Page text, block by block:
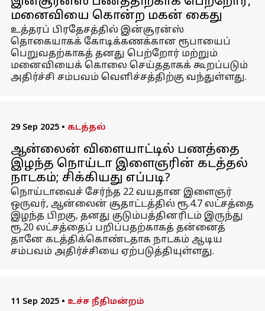
மனைவியை கொன்ற மகன் கைது
உத்தரப் பிரதேசத்தில் இன்சூரன்ஸ்
தொகையாகக் கோடிக்கணக்கான ரூபாயைப்
பெறுவதற்காகத் தனது பெற்றோர் மற்றும்
மனைவியைக் கொலை செய்ததாகக் கூறப்படும்
அதிர்ச்சி சம்பவம் வெளிச்சத்திற்கு வந்துள்ளது.
29 Sep 2025 • கடத்தல்
ஆன்லைன் விளையாட்டில் பணத்தை
இழந்த நொய்டா இளைஞரின் கடத்தல்
நாடகம்; சிக்கியது எப்படி?
நொய்டாவைச் சேர்ந்த 22 வயதான இளைஞர்
ஒருவர், ஆன்லைன் சூதாட்டத்தில் ரூ.4.7 லட்சத்தை
இழந்த பிறகு, தனது குடும்பத்தினரிடம் இருந்து
ரூ.20 லட்சத்தைப் பறிப்பதற்காகத் தன்னைத்
தானே கடத்திக்கொண்டதாக நாடகம் ஆடிய
சம்பவம் அதிர்ச்சியை ஏற்படுத்தியுள்ளது.
11 Sep 2025 • உச்ச நீதிமன்றம்